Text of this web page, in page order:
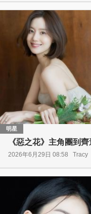
明星
《惡之花》主角團到
2026年6月29日 08:58 Tracy